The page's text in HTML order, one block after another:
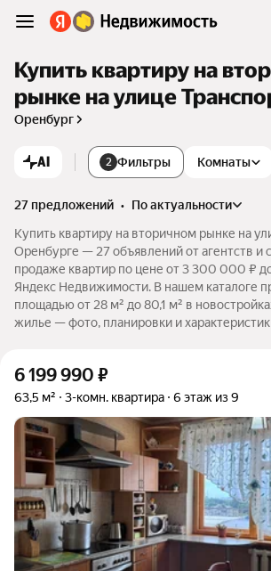
Купить квартиру на
рынке на улице
Оренбург
AI 2 Фильтры Комнаты
27 предложений •
по актуальности
Купить квартиру на вторичном рынке на
Оренбурге — 27 объявлений от агентств и
продаже квартир по цене от 3 300 000 ₽
Яндекс Недвижимости. В нашем каталоге
площадью от 28 м² до 80,1 м² в
жилье — фото, планировки и
6 199 990 ₽
63,5 м² 3-комн. квартира 6 этаж из 9